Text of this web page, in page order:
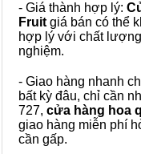
- Giá thành hợp lý:
Fruit giá bán có thể
hợp lý với chất
nghiệm.
- Giao hàng nhanh
bất kỳ đâu, chỉ cần
727, cửa hàng hoa
giao hàng miễn phí
cần gấp.